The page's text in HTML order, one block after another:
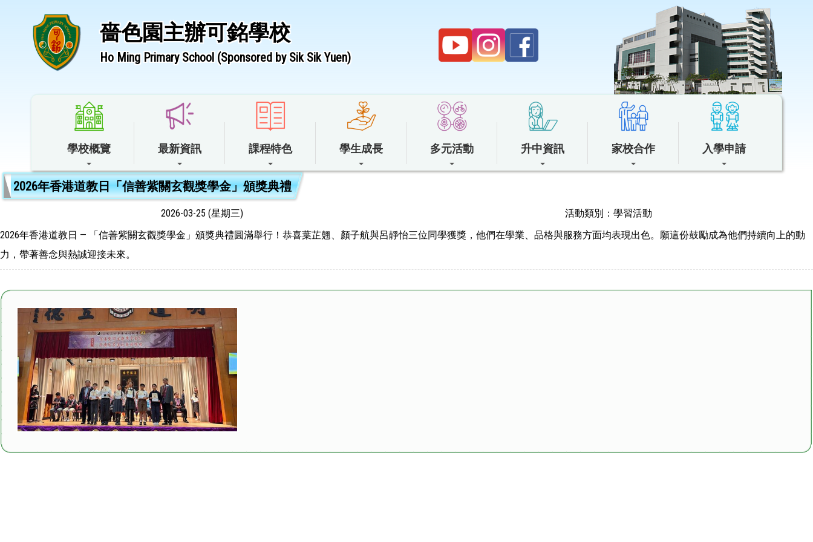
嗇色園主辦可銘學校
Ho Ming Primary School (Sponsored by Sik Sik Yuen)
學校概覽 最新資訊 課程特色 學生成長 多元活動 升中資訊 家校合作 入學申請
2026年香港道教日「信善紫關玄觀獎學金」頒獎典禮
2026-03-25 (星期三)
活動類別：學習活動
2026年香港道教日 — 「信善紫關玄觀獎學金」頒獎典禮圓滿舉行！恭喜葉芷翹、顏子航與呂靜怡三位同學獲獎，他們在學業、品格與服務方面均表現出色。願這份鼓勵成為他們持續向上的動
力，帶著善念與熱誠迎接未來。